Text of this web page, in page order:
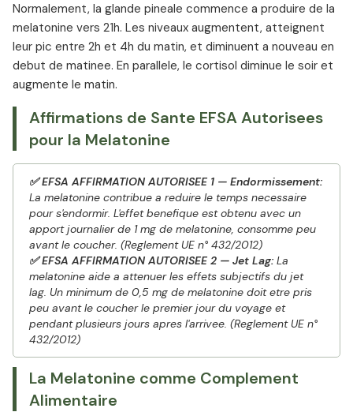
Normalement, la glande pineale commence a produire de la
melatonine vers 21h. Les niveaux augmentent, atteignent
leur pic entre 2h et 4h du matin, et diminuent a nouveau en
debut de matinee. En parallele, le cortisol diminue le soir et
augmente le matin.
Affirmations de Sante EFSA Autorisees
pour la Melatonine
✅ EFSA AFFIRMATION AUTORISEE 1 — Endormissement:
La melatonine contribue a reduire le temps necessaire
pour s'endormir. L'effet benefique est obtenu avec un
apport journalier de 1 mg de melatonine, consomme peu
avant le coucher. (Reglement UE n° 432/2012)
✅ EFSA AFFIRMATION AUTORISEE 2 — Jet Lag: La
melatonine aide a attenuer les effets subjectifs du jet
lag. Un minimum de 0,5 mg de melatonine doit etre pris
peu avant le coucher le premier jour du voyage et
pendant plusieurs jours apres l'arrivee. (Reglement UE n°
432/2012)
La Melatonine comme Complement
Alimentaire